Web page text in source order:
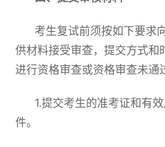
考生复试前须按如下要求
供材料接受审查，提交方式和
进行资格审查或资格审查未通
1.提交考生的准考证和有
件。